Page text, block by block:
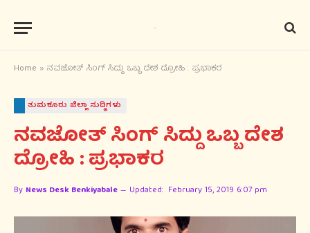
Home » ನವಜೋತ್ ಸಿಂಗ್‍ ಸಿದ್ದು ಒಬ್ಬ ದೇಶ ದ್ರೋಹಿ : ಪ್ರಭಾಕರ
ತುಮಕೂರು ಜಿಲ್ಲಾ ಸುದ್ಧಿಗಳು
ನವಜೋತ್ ಸಿಂಗ್‍ ಸಿದ್ದು ಒಬ್ಬ ದೇಶ
ದ್ರೋಹಿ : ಪ್ರಭಾಕರ
By News Desk Benkiyabale Updated: February 15, 2019 6:07 pm